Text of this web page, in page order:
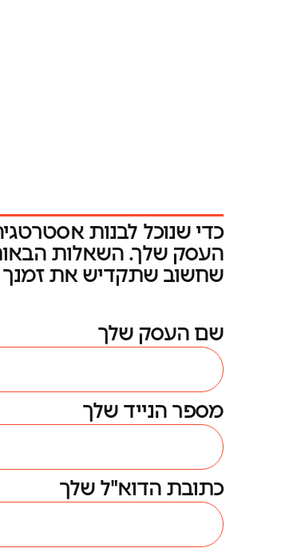
כדי שנוכל לבנות
העסק שלך. השאלות
שחשוב שתקדיש את זמנך
שם העסק שלך
מספר הנייד שלך
כתובת הדוא"ל שלך